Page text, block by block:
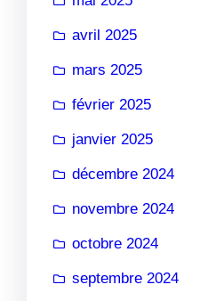
avril 2025
mars 2025
février 2025
janvier 2025
décembre 2024
novembre 2024
octobre 2024
septembre 2024